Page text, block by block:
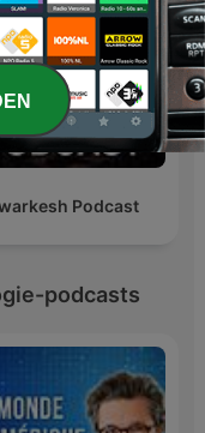
Podcast
podcasts